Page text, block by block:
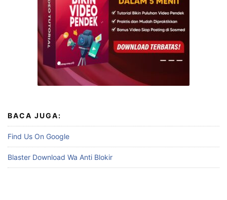
BACA JUGA:
Find Us On Google
Blaster Download Wa Anti Blokir